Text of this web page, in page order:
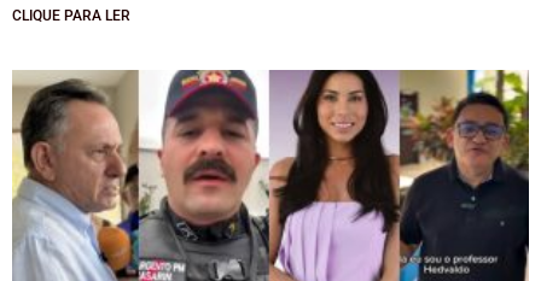
CLIQUE PARA LER